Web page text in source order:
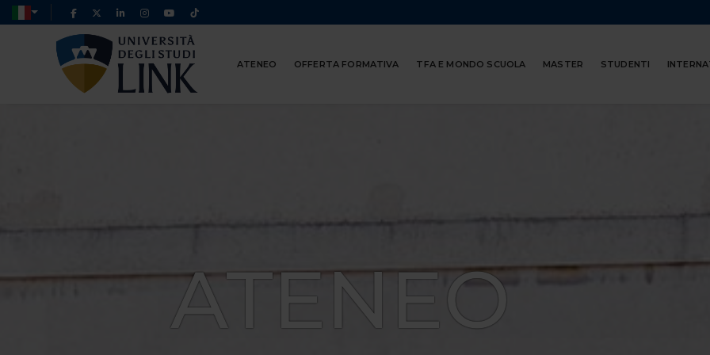
ATENEO OFFERTA FORMATIVA TFA E MONDO SCUOLA MASTER STUDENTI
ATENEO